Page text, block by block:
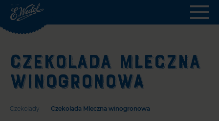
Wedel.pl
CZEKOLADA MLECZNA
WINOGRONOWA
Czekolady Czekolada Mleczna winogronowa